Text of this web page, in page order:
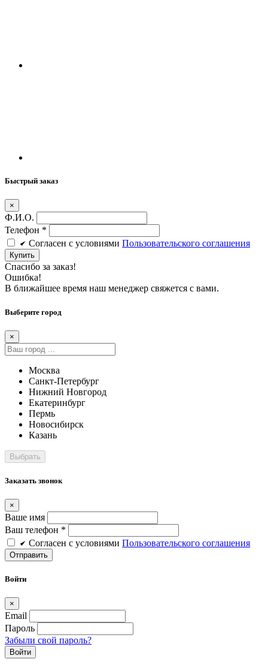
Быстрый заказ
×
Ф.И.О.
Телефон *
Cогласен c условиями Пользовательского соглашения
Купить
Спасибо за заказ!
Ошибка!
В ближайшее время наш менеджер свяжется с вами.
Выберите город
×
Москва
Санкт-Петербург
Нижний Новгород
Екатеринбург
Пермь
Новосибирск
Казань
Заказать звонок
×
Ваше имя
Ваш телефон *
Cогласен c условиями Пользовательского соглашения
Войти
×
Email
Пароль
Забыли свой пароль?
Войти